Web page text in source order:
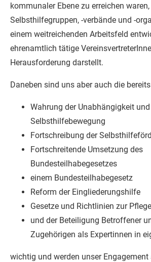
kommunaler Ebene zu erreichen
Selbsthilfegruppen, -verbände und -
einem weitreichenden Arbeitsfeld
ehrenamtlich tätige
Herausforderung darstellt.
Daneben sind uns aber auch die
Wahrung der Unabhängigkeit
Selbsthilfebewegung
Fortschreibung der
Fortschreitende Umsetzung des
Bundesteilhabegesetzes
einem Bundesteilhabegesetz
Reform der Eingliederungshilfe
Gesetze und Richtlinien zur Pflege
und der Beteiligung Betroffener
Zugehörigen als Expertinnen in
wichtig und werden unser Engagement